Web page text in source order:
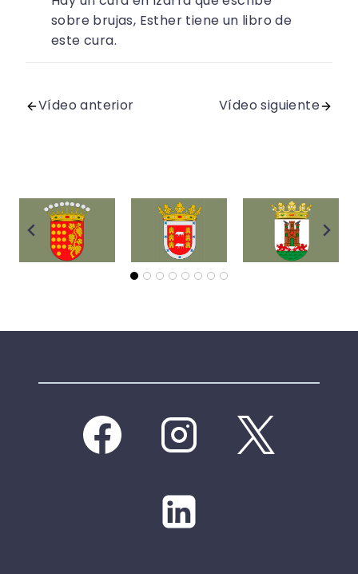
sobre brujas, Esther tiene un libro de
este cura.
Vídeo anterior Vídeo siguiente